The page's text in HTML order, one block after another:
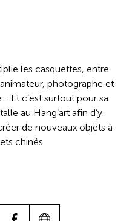
les casquettes, entre
photographe et
Et c’est surtout pour sa
au Hang’art afin d’y
de nouveaux objets à
chinés